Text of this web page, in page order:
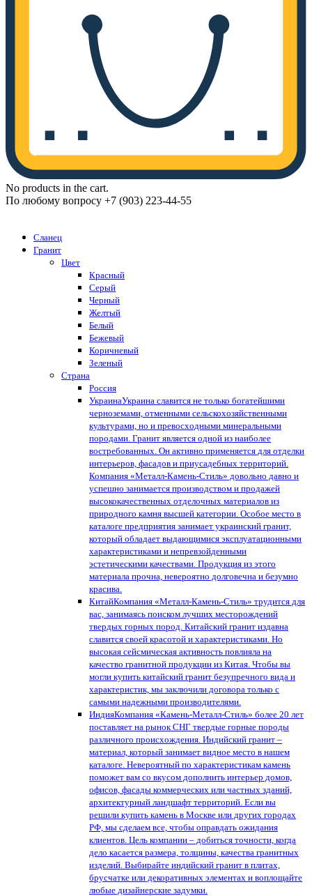
No products in the cart.
По любому вопросу +7 (903) 223-44-55
Сланец
Гранит
Цвет
Красный
Серый
Черный
Желтый
Белый
Бежевый
Коричневый
Зеленый
Страна
Россия
УкраинаУкраина славится не только богатейшими
черноземами, отменными сельскохозяйственными
культурами, но и превосходными минеральными
породами. Гранит является одной из наиболее
востребованных. Он активно применяется для отделки
интерьеров, фасадов и приусадебных территорий.
Компания «Металл-Камень-Стиль» довольно давно и
успешно занимается производством и продажей
высококачественных отделочных материалов из
природного камня высшей категории. Особое место в
каталоге предприятия занимает украинский гранит,
который обладает выдающимися эксплуатационными
характеристиками и непревзойденными
эстетическими качествами. Продукция из этого
материала прочна, невероятно долговечна и безумно
красива.
КитайКомпания «Металл-Камень-Стиль» трудится для
вас, занимаясь поиском лучших месторождений
твердых горных пород. Китайский гранит издавна
славится своей красотой и характеристиками. Но
высокая сейсмическая активность повлияла на
качество гранитной продукции из Китая. Чтобы вы
могли купить китайский гранит безупречного вида и
характеристик, мы заключили договора только с
самыми надежными производителями.
ИндияКомпания «Камень-Металл-Стиль» более 20 лет
поставляет на рынок СНГ твердые горные породы
различного происхождения. Индийский гранит –
материал, который занимает видное место в нашем
каталоге. Невероятный по характеристикам камень
поможет вам со вкусом дополнить интерьер домов,
офисов, фасады коммерческих или частных зданий,
архитектурный ландшафт территорий. Если вы
решили купить камень в Москве или других городах
РФ, мы сделаем все, чтобы оправдать ожидания
клиентов. Цель компании – добиться точности, когда
дело касается размера, толщины, качества гранитных
изделий. Выбирайте индийский гранит в плитах,
брусчатке или декоративных элементах и воплощайте
любые дизайнерские задумки.